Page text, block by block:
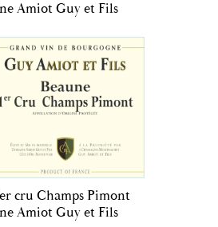
Amiot Guy et Fils
cru Champs Pimont
Amiot Guy et Fils